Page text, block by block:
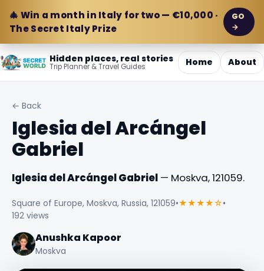
🎄 Win a month in Italy for two — €10,000 ·
The Secret Italy Prize
GO
→
Hidden places, real stories
Trip Planner & Travel Guides Home About
← Back
Iglesia del Arcángel
Gabriel
Iglesia del Arcángel Gabriel — Moskva, 121059.
Square of Europe, Moskva, Russia, 121059•★★★★☆•
192 views
Anushka Kapoor
Moskva